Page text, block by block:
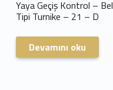
Yaya Geçiş Kontrol – Bel
Tipi Turnike – 21 – D
Devamını oku